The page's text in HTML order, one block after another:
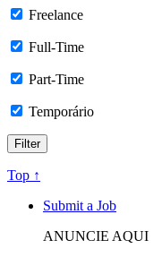
Freelance
Full-Time
Part-Time
Temporário
Top ↑
Submit a Job
ANUNCIE AQUI